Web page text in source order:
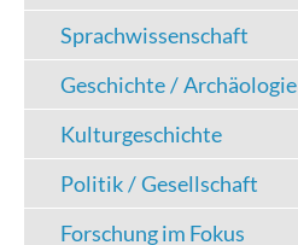
Sprachwissenschaft
Geschichte / Archäologie
Kulturgeschichte
Politik / Gesellschaft
Forschung im Fokus